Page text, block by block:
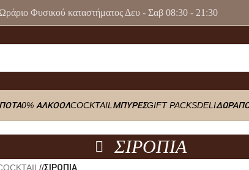
Ωράριο Φυσικού καταστήματος Δευ - Σαβ 08:30 - 21:30
0% ΑΛΚΟΟΛCOCKTAIL ΜΠΥΡΕΣGIFT PACKSDELIΔΩΡΑ
ΣΙΡΟΠΙΑ
/ ΣΙΡΟΠΙΑ